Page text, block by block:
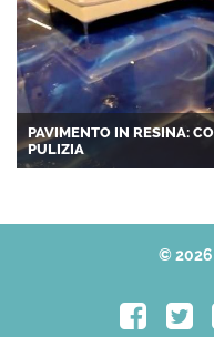
PAVIMENTO IN RESINA:
PULIZIA
© 2026